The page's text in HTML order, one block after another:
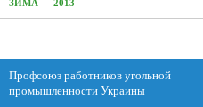
ЗИМА — 2013
Профсоюз работников угольной
промышленности Украины